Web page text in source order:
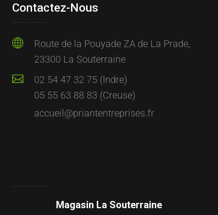
Contactez-Nous
Route de la Pouyade ZA de La Prade,
23300 La Souterraine
02 54 47 32 75 (Indre)
05 55 63 88 83 (Creuse)
accueil@priantentreprises.fr
Magasin La Souterraine